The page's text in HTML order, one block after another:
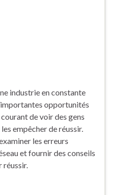
industrie en constante
opportunités
de voir des gens
empêcher de réussir.
les erreurs
et fournir des conseils
réussir.